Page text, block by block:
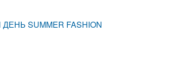
SUMMER FASHION